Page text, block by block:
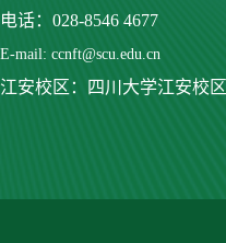
电话：028-8546 4677
E-mail: ccnft@scu.edu.cn
江安校区：四川大学江安校